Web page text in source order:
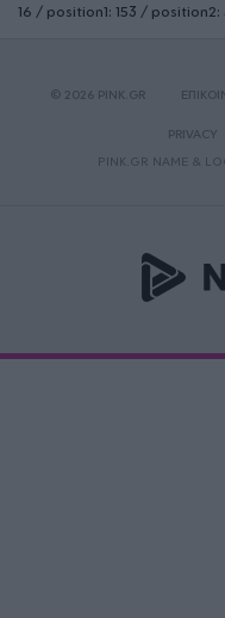
16 / position1: 153 / position2:
© 2026 PINK.GR
PRIVACY
PINK.GR NAME &